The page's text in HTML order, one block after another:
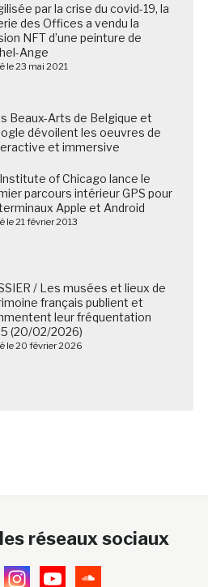
par la crise du covid-19, la
des Offices a vendu la
NFT d’une peinture de
Ange
le 23 mai 2021
Beaux-Arts de Belgique et
dévoilent les oeuvres de
et immersive
of Chicago lance le
parcours intérieur GPS pour
Apple et Android
le 21 février 2013
/ Les musées et lieux de
français publient et
leur fréquentation
(20/02/2026)
le 20 février 2026
réseaux sociaux